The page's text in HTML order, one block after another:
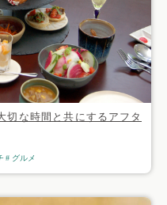
切な時間と共にするアフタ
グルメ